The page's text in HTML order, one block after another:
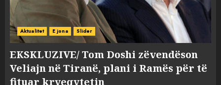
Aktualitet E jona Slider
EKSKLUZIVE/ Tom Doshi zëvendëson
Veliajn në Tiranë, plani i Ramës për të
fituar kryeqytetin